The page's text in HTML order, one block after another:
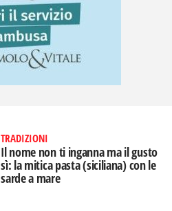
TRADIZIONI
Il nome non ti inganna ma il gusto
sì: la mitica pasta (siciliana) con le
sarde a mare